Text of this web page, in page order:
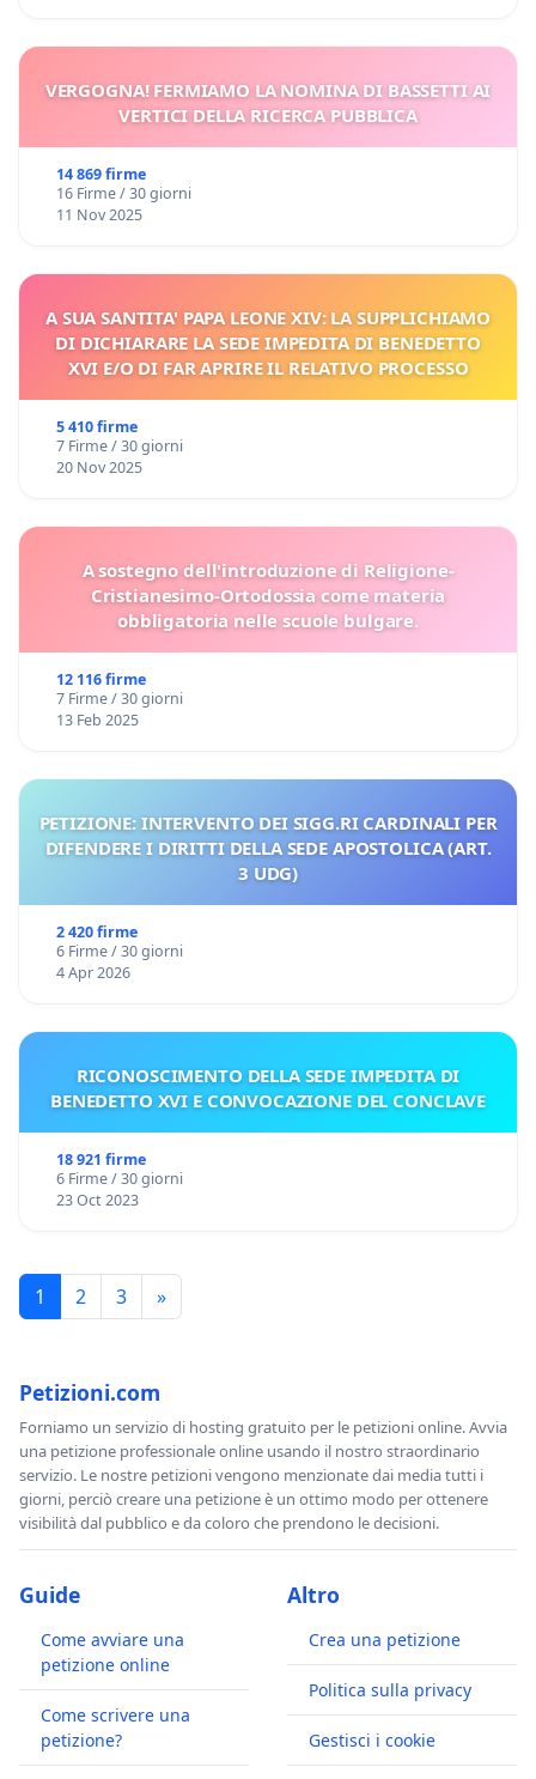
VERGOGNA! FERMIAMO LA NOMINA DI BASSETTI AI
VERTICI DELLA RICERCA PUBBLICA
14 869 firme
16 Firme / 30 giorni
11 Nov 2025
A SUA SANTITA' PAPA LEONE XIV: LA SUPPLICHIAMO
DI DICHIARARE LA SEDE IMPEDITA DI BENEDETTO
XVI E/O DI FAR APRIRE IL RELATIVO PROCESSO
5 410 firme
7 Firme / 30 giorni
20 Nov 2025
A sostegno dell'introduzione di Religione-
Cristianesimo-Ortodossia come materia
obbligatoria nelle scuole bulgare.
12 116 firme
7 Firme / 30 giorni
13 Feb 2025
PETIZIONE: INTERVENTO DEI SIGG.RI CARDINALI PER
DIFENDERE I DIRITTI DELLA SEDE APOSTOLICA (ART.
3 UDG)
2 420 firme
6 Firme / 30 giorni
4 Apr 2026
RICONOSCIMENTO DELLA SEDE IMPEDITA DI
BENEDETTO XVI E CONVOCAZIONE DEL CONCLAVE
18 921 firme
6 Firme / 30 giorni
23 Oct 2023
1 2 3 »
Petizioni.com
Forniamo un servizio di hosting gratuito per le petizioni online. Avvia
una petizione professionale online usando il nostro straordinario
servizio. Le nostre petizioni vengono menzionate dai media tutti i
giorni, perciò creare una petizione è un ottimo modo per ottenere
visibilità dal pubblico e da coloro che prendono le decisioni.
Guide
Come avviare una
petizione online
Come scrivere una
petizione?
Altro
Crea una petizione
Politica sulla privacy
Gestisci i cookie